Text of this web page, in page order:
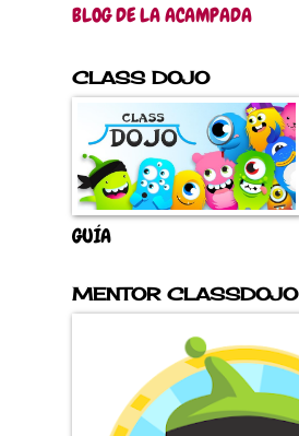
BLOG DE LA ACAMPADA
CLASS DOJO
GUÍA
MENTOR CLASSDOJO